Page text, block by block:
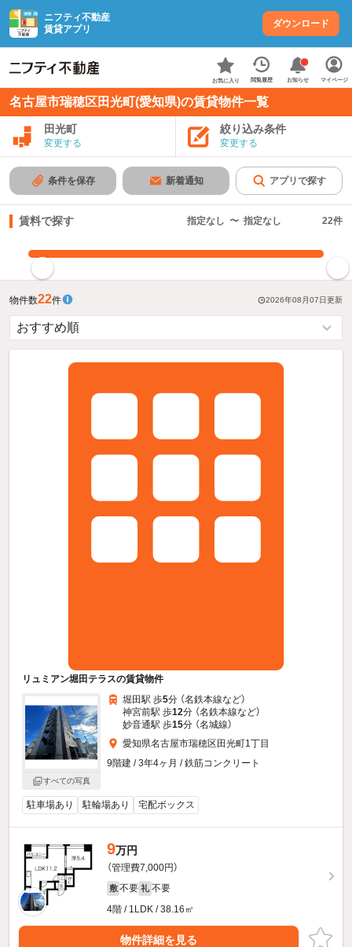
ニフティ不動産
賃貸アプリ
ダウンロード
お気に入り 閲覧履歴 お知らせ マイページ
名古屋市瑞穂区田光町(愛知県)の賃貸物件一覧
田光町
変更する
絞り込み条件
変更する
条件を保存 新着通知 アプリで探す
賃料で探す 指定なし 〜 指定なし 22件
物件数22件 2026年08月07日更新
リュミアン堀田テラスの賃貸物件
すべての写真
堀田駅 歩5分 （名鉄本線など）
神宮前駅 歩12分 （名鉄本線など）
妙音通駅 歩15分 （名城線）
愛知県名古屋市瑞穂区田光町1丁目
9階建 / 3年4ヶ月 / 鉄筋コンクリート
駐車場あり 駐輪場あり 宅配ボックス
9万円
（管理費7,000円）
敷 不要 礼 不要
4階 / 1LDK / 38.16㎡
物件詳細を見る